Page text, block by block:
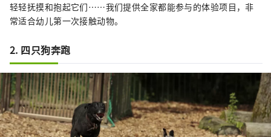
轻轻抚摸和抱起它们……我们提供全家都能参与的体验项目，非
常适合幼儿第一次接触动物。
2. 四只狗奔跑